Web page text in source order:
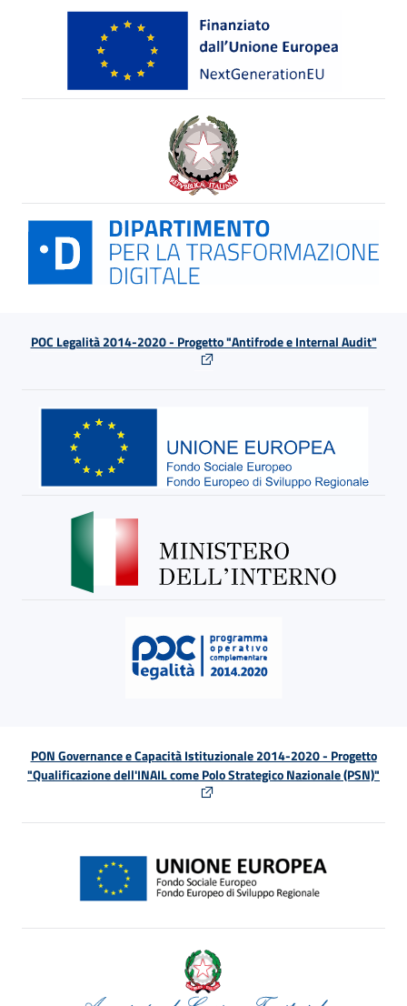
POC Legalità 2014-2020 - Progetto "Antifrode e Internal Audit"
PON Governance e Capacità Istituzionale 2014-2020 - Progetto
"Qualificazione dell'INAIL come Polo Strategico Nazionale (PSN)"